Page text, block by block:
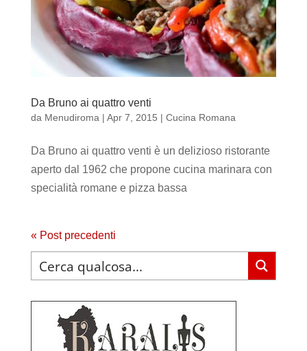
Da Bruno ai quattro venti
da Menudiroma | Apr 7, 2015 | Cucina Romana
Da Bruno ai quattro venti è un delizioso ristorante
aperto dal 1962 che propone cucina marinara con
specialità romane e pizza bassa
« Post precedenti